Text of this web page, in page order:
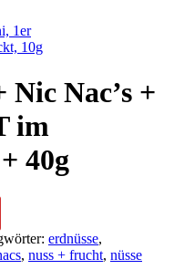
1er
10g
Nac’s +
im
40g
erdnüsse,
, nuss + frucht, nüsse